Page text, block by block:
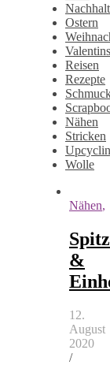
Ostern
Reisen
Rezepte
Nähen
Stricken
Wolle
Nähen,
&
12.
August
2020
/